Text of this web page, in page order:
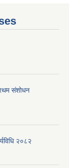
संशोधन
२०८२